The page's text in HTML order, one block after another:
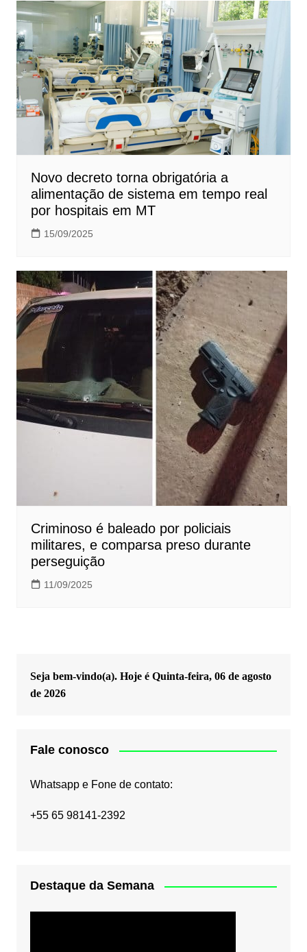
Novo decreto torna obrigatória a
alimentação de sistema em tempo real
por hospitais em MT
15/09/2025
Criminoso é baleado por policiais
militares, e comparsa preso durante
perseguição
11/09/2025
Seja bem-vindo(a). Hoje é Quinta-feira, 06 de agosto
de 2026
Fale conosco
Whatsapp e Fone de contato:
+55 65 98141-2392
Destaque da Semana